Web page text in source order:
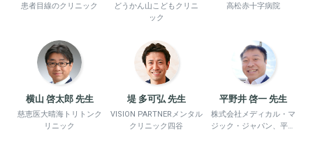
患者目線のクリニック
どうかん山こどもクリニ
ック
高松赤十字病院
横山 啓太郎 先生
慈恵医大晴海トリトンク
リニック
堤 多可弘 先生
VISION PARTNERメンタル
クリニック四谷
平野井 啓一 先生
株式会社メディカル・マ
ジック・ジャパン、平野